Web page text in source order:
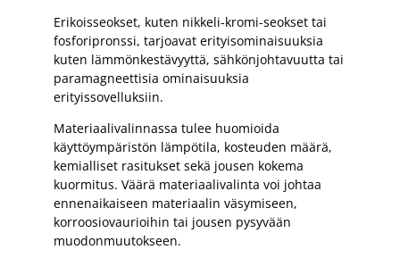
Erikoisseokset, kuten nikkeli-kromi-seokset tai
fosforipronssi, tarjoavat erityisominaisuuksia
kuten lämmönkestävyyttä, sähkönjohtavuutta tai
paramagneettisia ominaisuuksia
erityissovelluksiin.
Materiaalivalinnassa tulee huomioida
käyttöympäristön lämpötila, kosteuden määrä,
kemialliset rasitukset sekä jousen kokema
kuormitus. Väärä materiaalivalinta voi johtaa
ennenaikaiseen materiaalin väsymiseen,
korroosiovaurioihin tai jousen pysyvään
muodonmuutokseen.